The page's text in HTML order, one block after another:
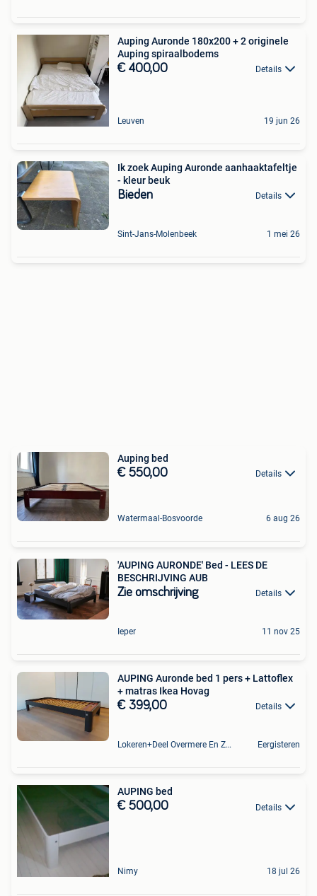
Auping Auronde 180x200 + 2 originele
Auping spiraalbodems
€ 400,00 Details
Leuven 19 jun 26
Ik zoek Auping Auronde aanhaaktafeltje
- kleur beuk
Bieden Details
Sint-Jans-Molenbeek 1 mei 26
Auping bed
€ 550,00 Details
Watermaal-Bosvoorde 6 aug 26
'AUPING AURONDE' Bed - LEES DE
BESCHRIJVING AUB
Zie omschrijving Details
Ieper 11 nov 25
AUPING Auronde bed 1 pers + Lattoflex
+ matras Ikea Hovag
€ 399,00 Details
Lokeren+Deel Overmere En Zele Eergisteren
AUPING bed
€ 500,00 Details
Nimy 18 jul 26